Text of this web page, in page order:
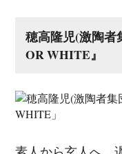
穂高隆児(激陶者
OR WHITE』